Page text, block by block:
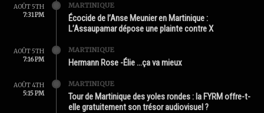
AOÛT 5TH
7:31 PM
MARTINIQUE
Écocide de l’Anse Meunier en Martinique :
L’Assaupamar dépose une plainte contre X
AOÛT 5TH
7:16 PM
MARTINIQUE
Hermann Rose -Élie …ça va mieux
AOÛT 4TH
5:15 PM
MARTINIQUE
Tour de Martinique des yoles rondes : la FYRM offre-t-
elle gratuitement son trésor audiovisuel ?